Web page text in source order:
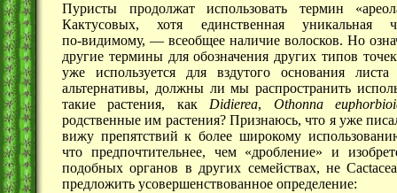
Пуристы продолжат использовать термин
Кактусовых, хотя единственная уникальная
по-видимому, — всеобщее наличие волосков. Но
другие термины для обозначения других типов
уже используется для вздутого основания
альтернативы, должны ли мы распространить
такие растения, какDidierea, Othonna
родственные им растения? Признаюсь, что я уже
вижу препятствий к более широкому
что предпочтительнее, чем «дробление» и
подобных органов в других семействах, не
предложить усовершенствованное определение: